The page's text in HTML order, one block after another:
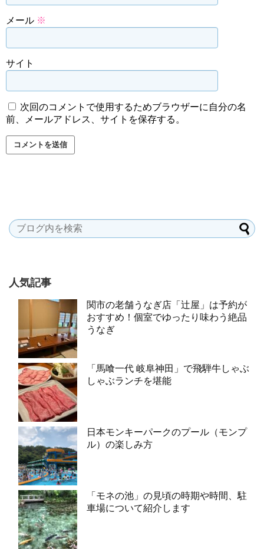
メール ※
サイト
次回のコメントで使用するためブラウザーに自分の名
前、メールアドレス、サイトを保存する。
人気記事
関市の老舗うなぎ店「辻屋」は予約が
おすすめ！個室でゆったり味わう絶品
うなぎ
「馬喰一代 岐阜神田」で飛騨牛しゃぶ
しゃぶランチを堪能
日本モンキーパークのプール（モンプ
ル）の楽しみ方
「モネの池」の見頃の時期や時間、駐
車場について紹介します